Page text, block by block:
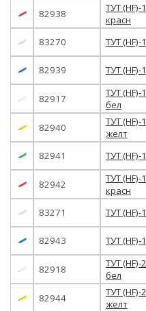
82938
ТУТ (HF)-
красн
83270 ТУТ
82939 ТУТ (HF)-
82917
ТУТ (HF)-
бел
82940
ТУТ (HF)-
желт
82941 ТУТ (HF)-
82942
ТУТ (HF)-
красн
83271 ТУТ
82943 ТУТ (HF)-
82918
ТУТ (HF)-
бел
82944
ТУТ (HF)-
желт